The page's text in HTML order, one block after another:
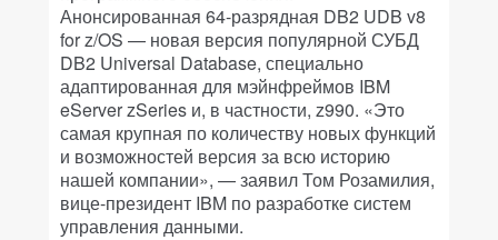
Анонсированная 64-разрядная DB2 UDB v8
for z/OS — новая версия популярной СУБД
DB2 Universal Database, специально
адаптированная для мэйнфреймов IBM
eServer zSeries и, в частности, z990. «Это
самая крупная по количеству новых функций
и возможностей версия за всю историю
нашей компании», — заявил Том Розамилия,
вице-президент IBM по разработке систем
управления данными.